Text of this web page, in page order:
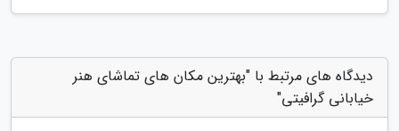
دیدگاه های مرتبط با "بهترین مکان های تماشای هنر
خیابانی گرافیتی"